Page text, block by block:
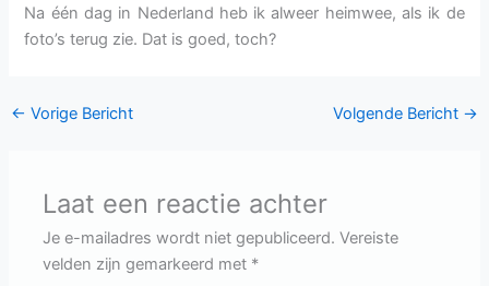
Na één dag in Nederland heb ik alweer heimwee, als ik de
foto’s terug zie. Dat is goed, toch?
← Vorige Bericht Volgende Bericht →
Laat een reactie achter
Je e-mailadres wordt niet gepubliceerd. Vereiste
velden zijn gemarkeerd met *